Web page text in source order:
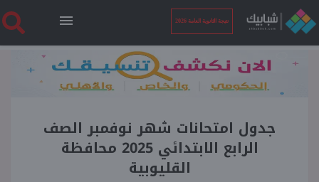
نتيجة الثانوية العامة 2026
الرئيسية
نتيجة الثانوية العامة 2026
أخبار ساخنة
جدول امتحانات شهر نوفمبر الصف
الرابع الابتدائي 2025 محافظة
القليوبية